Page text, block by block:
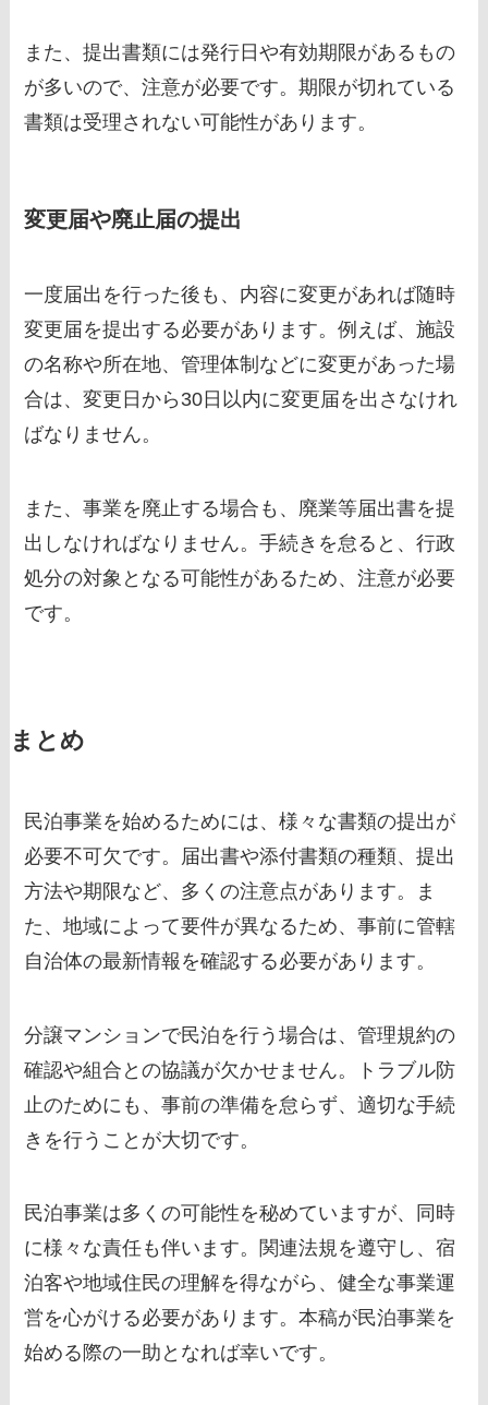
また、提出書類には発行日や有効期限があるもの
が多いので、注意が必要です。期限が切れている
書類は受理されない可能性があります。
変更届や廃止届の提出
一度届出を行った後も、内容に変更があれば随時
変更届を提出する必要があります。例えば、施設
の名称や所在地、管理体制などに変更があった場
合は、変更日から30日以内に変更届を出さなけれ
ばなりません。
また、事業を廃止する場合も、廃業等届出書を提
出しなければなりません。手続きを怠ると、行政
処分の対象となる可能性があるため、注意が必要
です。
まとめ
民泊事業を始めるためには、様々な書類の提出が
必要不可欠です。届出書や添付書類の種類、提出
方法や期限など、多くの注意点があります。ま
た、地域によって要件が異なるため、事前に管轄
自治体の最新情報を確認する必要があります。
分譲マンションで民泊を行う場合は、管理規約の
確認や組合との協議が欠かせません。トラブル防
止のためにも、事前の準備を怠らず、適切な手続
きを行うことが大切です。
民泊事業は多くの可能性を秘めていますが、同時
に様々な責任も伴います。関連法規を遵守し、宿
泊客や地域住民の理解を得ながら、健全な事業運
営を心がける必要があります。本稿が民泊事業を
始める際の一助となれば幸いです。